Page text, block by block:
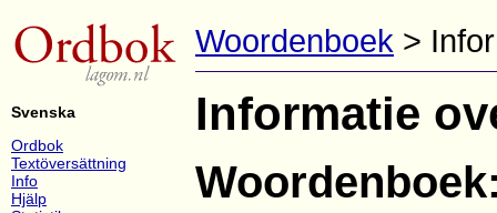
Woordenboek >
Informatie
Svenska
Ordbok
Textöversättning
Info
Hjälp